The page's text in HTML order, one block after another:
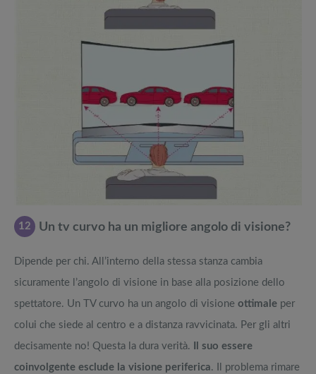
12 Un tv curvo ha un migliore angolo di visione?
Dipende per chi. All’interno della stessa stanza cambia
sicuramente l’angolo di visione in base alla posizione dello
spettatore. Un TV curvo ha un angolo di visione ottimale per
colui che siede al centro e a distanza ravvicinata. Per gli altri
decisamente no! Questa la dura verità.
Il suo essere
coinvolgente esclude la visione periferica. Il problema rimare